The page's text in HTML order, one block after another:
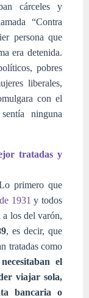
cárceles y
“Contra
persona que
era detenida.
pobres
liberales,
con el
ninguna
tratadas y
primero que
1931 y todos
a los del varón,
, es decir, que
tratadas como
necesitaban el
viajar sola,
bancaria o